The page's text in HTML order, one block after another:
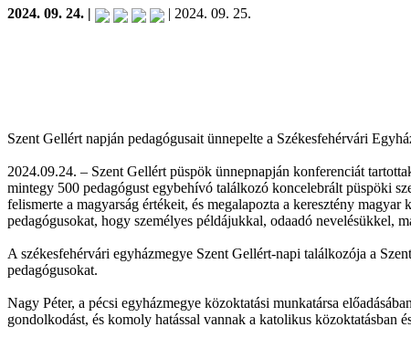
2024. 09. 24. | | 2024. 09. 25.
Szent Gellért napján pedagógusait ünnepelte a Székesfehérvári
2024.09.24. – Szent Gellért püspök ünnepnapján konferenciát
mintegy 500 pedagógust egybehívó találkozó koncelebrált püspöki
felismerte a magyarság értékeit, és megalapozta a keresztény
pedagógusokat, hogy személyes példájukkal, odaadó nevelésükkel,
A székesfehérvári egyházmegye Szent Gellért-napi találkozója a
pedagógusokat.
Nagy Péter, a pécsi egyházmegye közoktatási munkatársa
gondolkodást, és komoly hatással vannak a katolikus közoktatásban